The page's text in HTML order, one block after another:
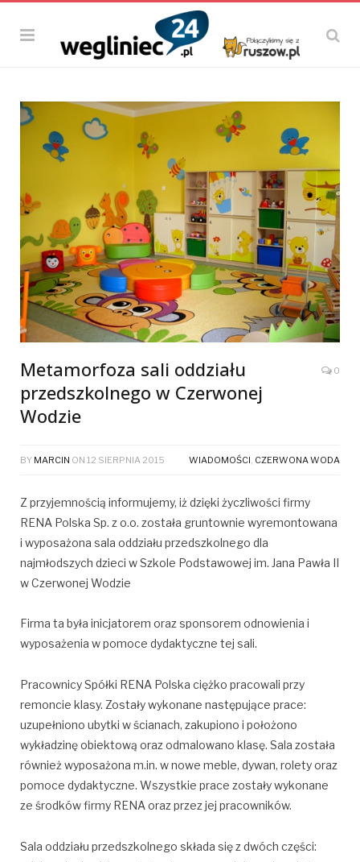
Metamorfoza sali oddziału
przedszkolnego w Czerwonej
Wodzie
0
BY MARCIN ON 12 SIERPNIA 2015 WIADOMOŚCI CZERWONA WODA
Z przyjemnością informujemy, iż dzięki życzliwości firmy
RENA Polska Sp. z o.o. została gruntownie wyremontowana
i wyposażona sala oddziału przedszkolnego dla
najmłodszych dzieci w Szkole Podstawowej im. Jana Pawła II
w Czerwonej Wodzie
Firma ta była inicjatorem oraz sponsorem odnowienia i
wyposażenia w pomoce dydaktyczne tej sali.
Pracownicy Spółki RENA Polska ciężko pracowali przy
remoncie klasy. Zostały wykonane następujące prace:
uzupełniono ubytki w ścianach, zakupiono i położono
wykładzinę obiektową oraz odmalowano klasę. Sala została
również wyposażona m.in. w nowe meble, dywan, rolety oraz
pomoce dydaktyczne. Wszystkie prace zostały wykonane
ze środków firmy RENA oraz przez jej pracowników.
Sala oddziału przedszkolnego składa się z dwóch części: